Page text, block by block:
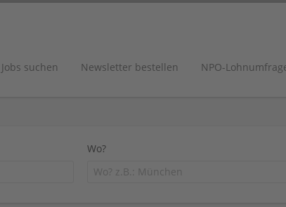
Jobs suchen Newsletter bestellen NPO-
Wo?